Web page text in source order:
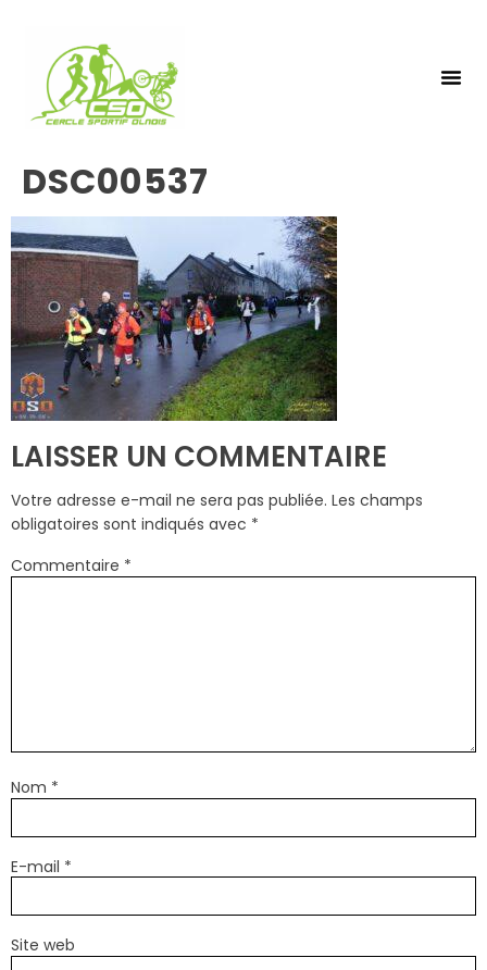
DSC00537
LAISSER UN COMMENTAIRE
Votre adresse e-mail ne sera pas publiée. Les champs
obligatoires sont indiqués avec *
Commentaire *
Nom *
E-mail *
Site web